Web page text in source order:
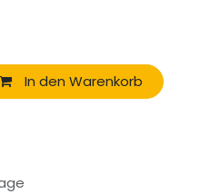
In den Warenkorb